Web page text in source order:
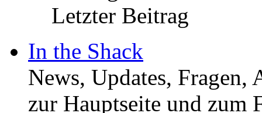
Letzter Beitrag
In the Shack
News, Updates,
zur Hauptseite und zum